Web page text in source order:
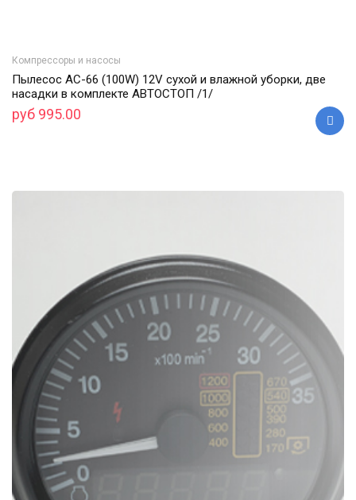
Компрессоры и насосы
Пылесос AC-66 (100W) 12V сухой и влажной уборки, две
насадки в комплекте АВТОСТОП /1/
руб 995.00